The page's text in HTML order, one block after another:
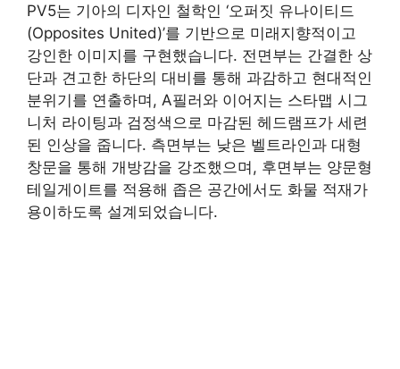
PV5는 기아의 디자인 철학인 ‘오퍼짓 유나이티드
(Opposites United)’를 기반으로 미래지향적이고
강인한 이미지를 구현했습니다. 전면부는 간결한 상
단과 견고한 하단의 대비를 통해 과감하고 현대적인
분위기를 연출하며, A필러와 이어지는 스타맵 시그
니처 라이팅과 검정색으로 마감된 헤드램프가 세련
된 인상을 줍니다. 측면부는 낮은 벨트라인과 대형
창문을 통해 개방감을 강조했으며, 후면부는 양문형
테일게이트를 적용해 좁은 공간에서도 화물 적재가
용이하도록 설계되었습니다.